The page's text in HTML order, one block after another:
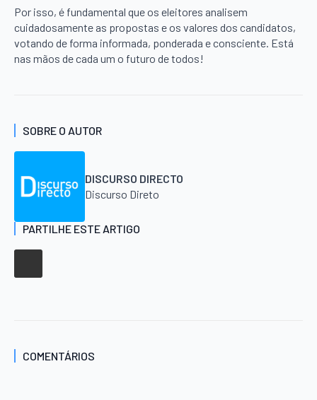
Por isso, é fundamental que os eleitores analisem
cuidadosamente as propostas e os valores dos candidatos,
votando de forma informada, ponderada e consciente. Está
nas mãos de cada um o futuro de todos!
SOBRE O AUTOR
DISCURSO DIRECTO
Discurso Direto
PARTILHE ESTE ARTIGO
COMENTÁRIOS